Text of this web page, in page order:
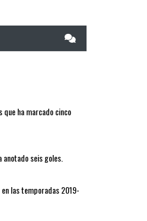
que ha marcado cinco
seis goles.
las temporadas 2019-